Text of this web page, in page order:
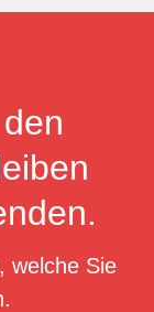
welche Sie